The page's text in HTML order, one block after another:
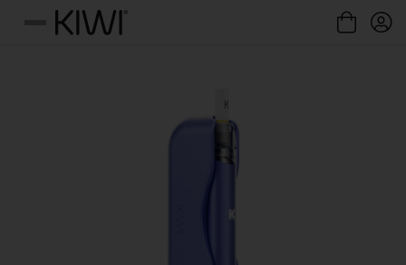
Menu
Gestione cookie